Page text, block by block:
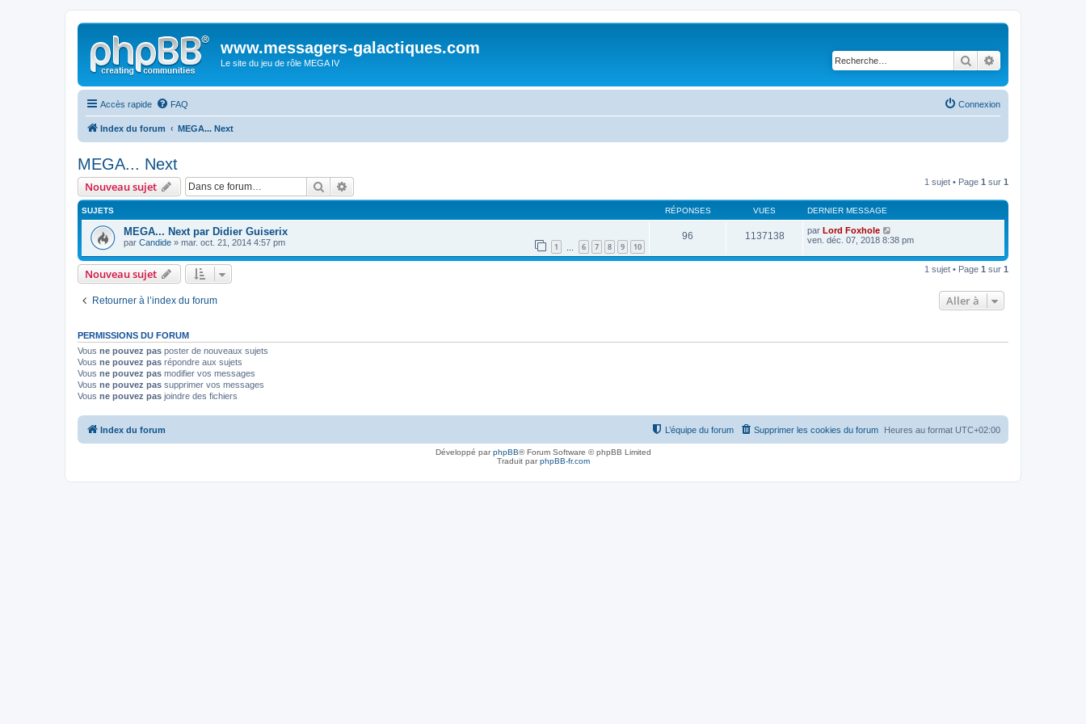
www.messagers-galactiques.com
Le site du jeu de rôle MEGA IV Rechercher
Accès rapide FAQ Connexion
Index du forum MEGA... Next
MEGA... Next
Nouveau sujet Rechercher 1 sujet • Page 1 sur 1
SUJETS RÉPONSES VUES DERNIER MESSAGE
MEGA... Next par Didier Guiserix
par Candide » mar. oct. 21, 2014 4:57 pm 1 6 7 8 9 10
96 1137138 par Lord Foxhole
ven. déc. 07, 2018 8:38 pm
Nouveau sujet 1 sujet • Page 1 sur 1
Retourner à l’index du forum Aller à
PERMISSIONS DU FORUM
Vous ne pouvez pas poster de nouveaux sujets
Vous ne pouvez pas répondre aux sujets
Vous ne pouvez pas modifier vos messages
Vous ne pouvez pas supprimer vos messages
Vous ne pouvez pas joindre des fichiers
Index du forum Heures au format UTC+02:00
Supprimer les cookies du forum
L’équipe du forum
Développé parphpBB® Forum Software © phpBB Limited
Traduit parphpBB-fr.com